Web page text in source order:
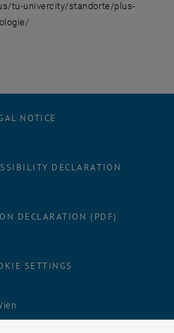
tu-univercity/standorte/plus-
NOTICE
DECLARATION
DECLARATION (PDF)
SETTINGS